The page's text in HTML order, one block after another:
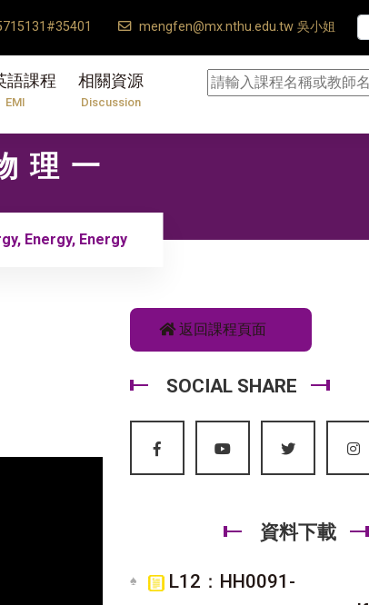
mengfen@mx.nthu.edu.tw 吳小姐
語課程
EMI
相關資源
Discussion
理一
Energy, Energy
返回課程頁面
SOCIAL SHARE
資料下載
L12：HH0091-